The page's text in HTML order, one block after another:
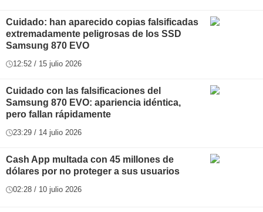
Cuidado: han aparecido copias falsificadas
extremadamente peligrosas de los SSD
Samsung 870 EVO
12:52 / 15 julio 2026
Cuidado con las falsificaciones del
Samsung 870 EVO: apariencia idéntica,
pero fallan rápidamente
23:29 / 14 julio 2026
Cash App multada con 45 millones de
dólares por no proteger a sus usuarios
02:28 / 10 julio 2026